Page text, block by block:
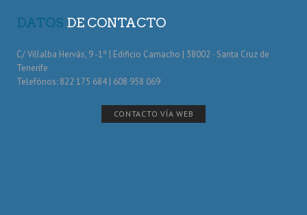
DATOS DE CONTACTO
C/ Villalba Hervás, 9 -1º | Edificio Camacho | 38002 · Santa Cruz de
Tenerife
Telefónos: 822 175 684 | 608 958 069
CONTACTO VÍA WEB